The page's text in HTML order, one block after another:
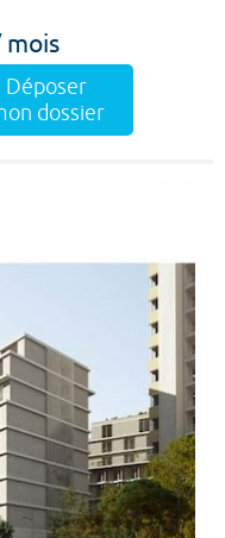
mois
Déposer
dossier